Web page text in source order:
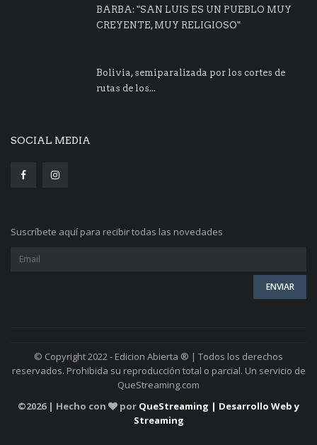
BARBA: "SAN LUIS ES UN PUEBLO MUY
CREYENTE, MUY RELIGIOSO"
Bolivia, semiparalizada por los cortes de
rutas de los...
SOCIAL MEDIA
Suscríbete aquí para recibir todas las novedades
© Copyright 2022 - Edicion Abierta ® | Todos los derechos
reservados. Prohibida su reproducción total o parcial. Un servicio de
QueStreaming.com
©2026 | Hecho con por QueStreaming | Desarrollo Web y
Streaming